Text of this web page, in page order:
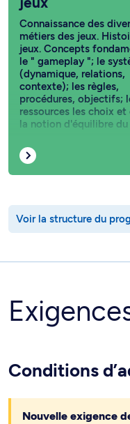
Connaissance des
métiers des jeux.
jeux. Concepts
le " gameplay "; le
(dynamique, relations,
contexte); les règles,
procédures, objectifs;
ressources les choix
la notion d'équilibre du
Voir la structure du
Conditions
Nouvelle exigence